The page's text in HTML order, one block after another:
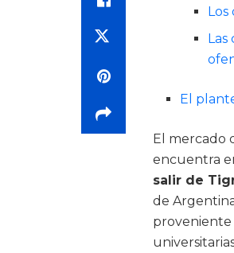
El
El mercado
encuentra
salir de
de
proveniente